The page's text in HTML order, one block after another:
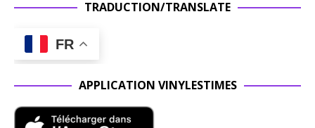
TRADUCTION/TRANSLATE
FR
APPLICATION VINYLESTIMES